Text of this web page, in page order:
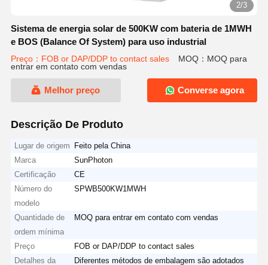
2/3
Sistema de energia solar de 500KW com bateria de 1MWH
e BOS (Balance Of System) para uso industrial
Preço：FOB or DAP/DDP to contact sales
MOQ：MOQ para
entrar em contato com vendas
Melhor preço Converse agora
Descrição De Produto
Lugar de origem
Feito pela China
Marca
SunPhoton
Certificação
CE
Número do
modelo
SPWB500KW1MWH
Quantidade de
ordem mínima
MOQ para entrar em contato com vendas
Preço
FOB or DAP/DDP to contact sales
Detalhes da
Diferentes métodos de embalagem são adotados